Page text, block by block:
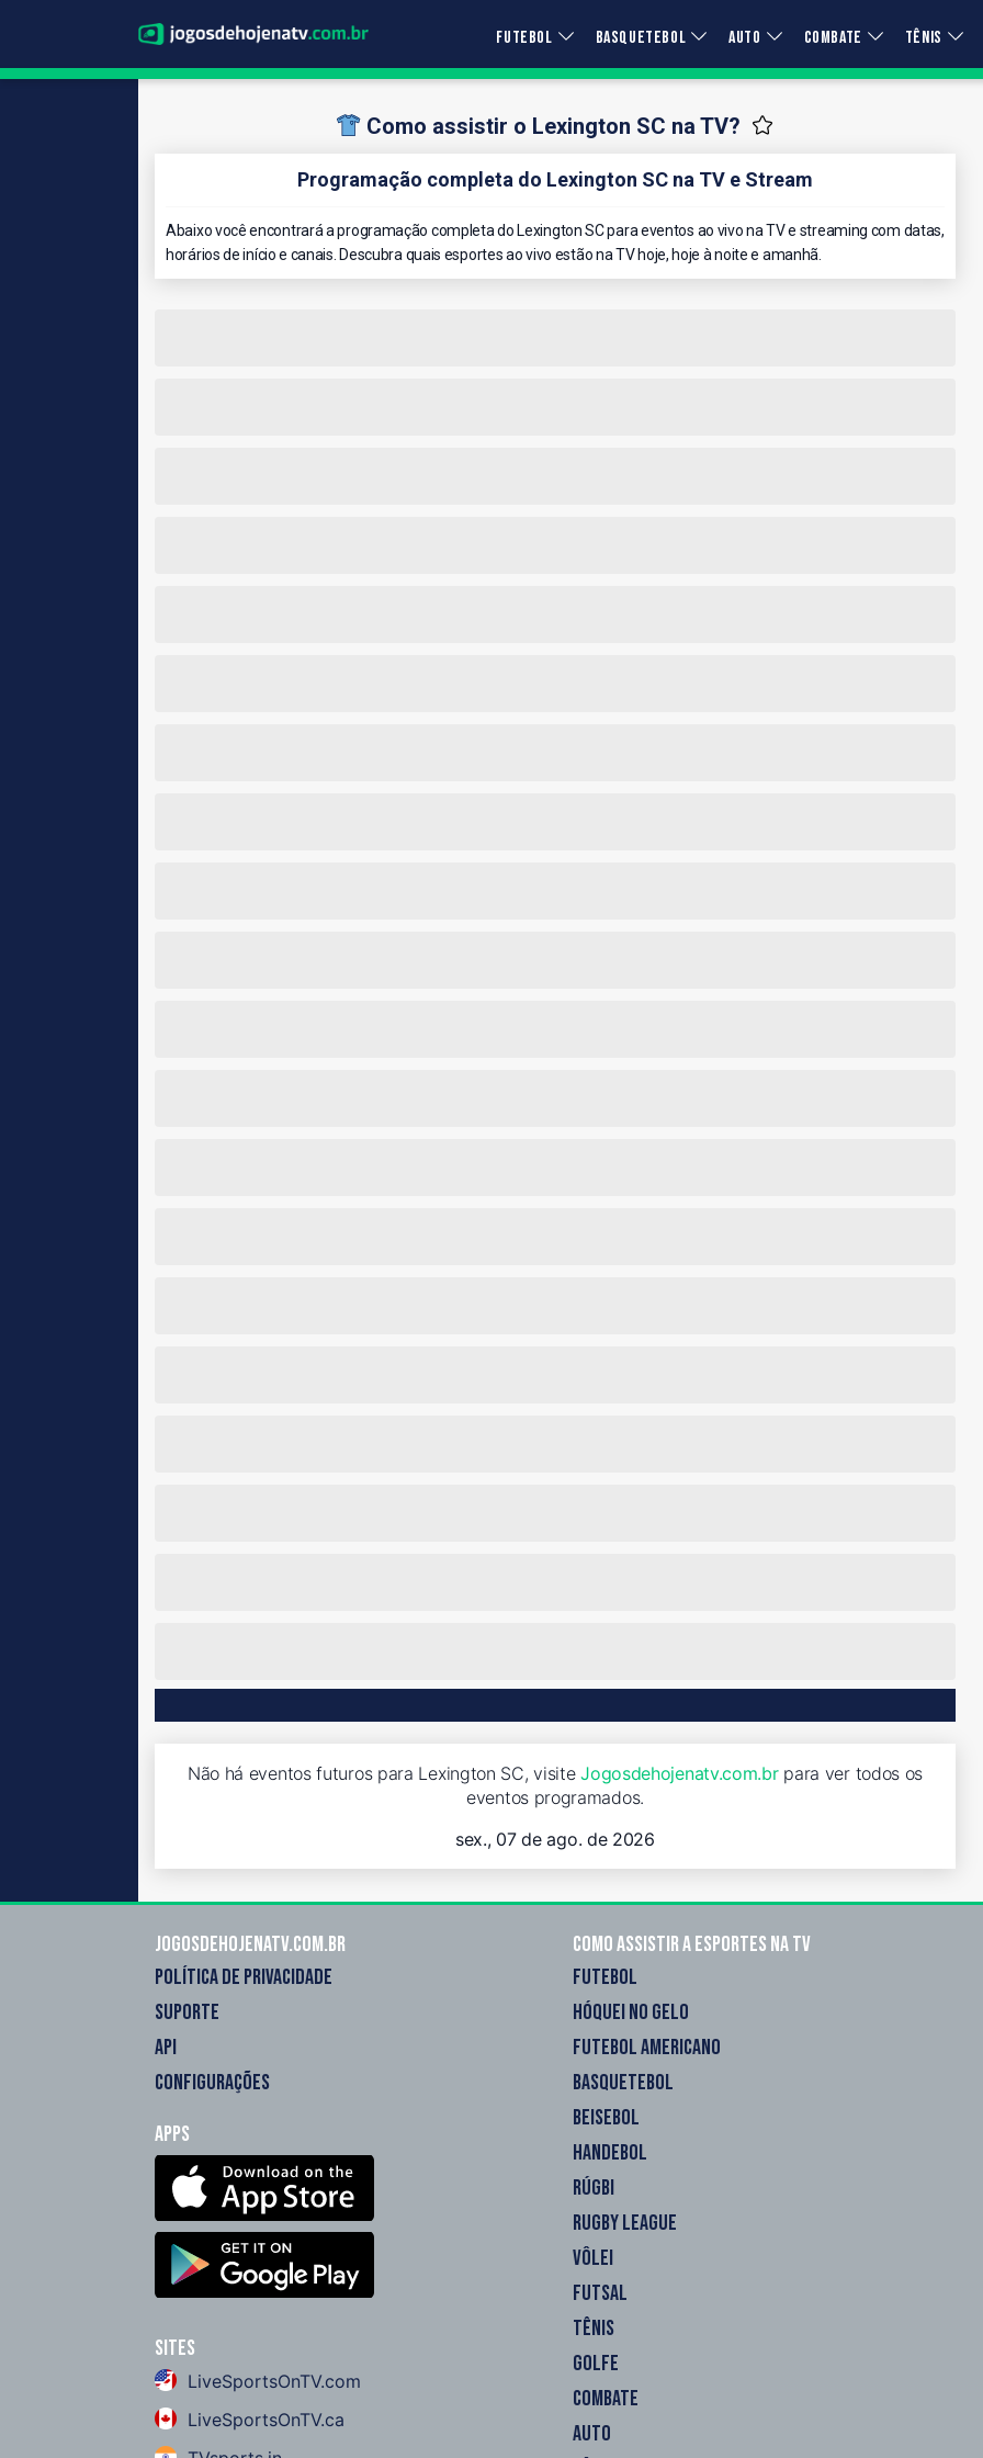
FUTEBOL BASQUETEBOL AUTO COMBATE TÊNIS
Como assistir o Lexington SC na TV?
Programação completa do Lexington SC na TV e Stream
Abaixo você encontrará a programação completa do Lexington SC para eventos ao vivo na TV e streaming com datas,
horários de início e canais. Descubra quais esportes ao vivo estão na TV hoje, hoje à noite e amanhã.
Não há eventos futuros para Lexington SC, visiteJogosdehojenatv.com.brpara ver todos os
eventos programados.
sex., 07 de ago. de 2026
Jogosdehojenatv.com.br
POLÍTICA DE PRIVACIDADE
SUPORTE
API
CONFIGURAÇÕES
Apps
Sites
LiveSportsOnTV.com
LiveSportsOnTV.ca
Como assistir a esportes na TV
FUTEBOL
HÓQUEI NO GELO
FUTEBOL AMERICANO
BASQUETEBOL
BEISEBOL
HANDEBOL
RÚGBI
RUGBY LEAGUE
VÔLEI
FUTSAL
TÊNIS
GOLFE
COMBATE
AUTO